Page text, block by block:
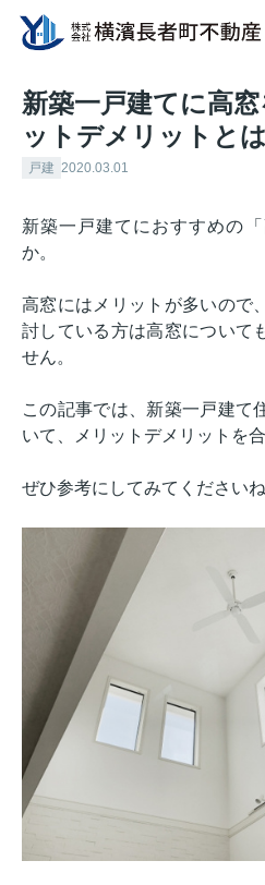
新築一戸建てに高
ットデメリットとは
戸建 2020.03.01
新築一戸建てにおすすめの
か。
高窓にはメリットが多いので
討している方は高窓について
せん。
この記事では、新築一戸建て
いて、メリットデメリットを
ぜひ参考にしてみてくださいね